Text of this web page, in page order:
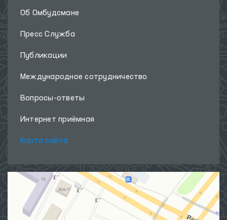
Об Омбудсмане
Пресс Служба
Публикации
Международное сотрудничество
Вопросы-ответы
Интернет приёмная
Карта сайта